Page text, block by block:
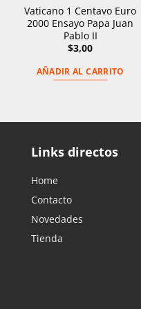
Vaticano 1 Centavo Euro
2000 Ensayo Papa Juan
Pablo II
$3,00
AÑADIR AL CARRITO
Links directos
Home
Contacto
Novedades
Tienda